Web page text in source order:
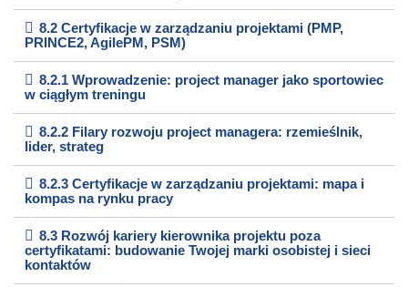
8.2 Certyfikacje w zarządzaniu projektami (PMP,
PRINCE2, AgilePM, PSM)
8.2.1 Wprowadzenie: project manager jako sportowiec
w ciągłym treningu
8.2.2 Filary rozwoju project managera: rzemieślnik,
lider, strateg
8.2.3 Certyfikacje w zarządzaniu projektami: mapa i
kompas na rynku pracy
8.3 Rozwój kariery kierownika projektu poza
certyfikatami: budowanie Twojej marki osobistej i sieci
kontaktów